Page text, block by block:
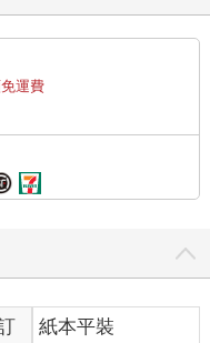
運費
紙本平裝